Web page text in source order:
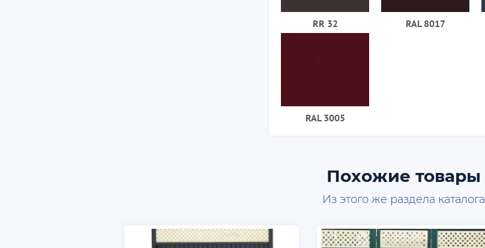
RR 32 RAL 8017
RAL 3005
Похожие товары
Из этого же раздела каталога